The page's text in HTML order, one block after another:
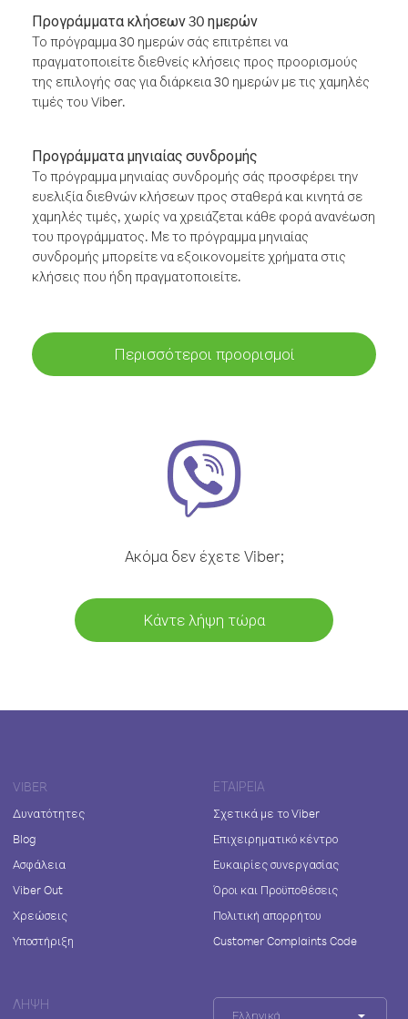
Προγράμματα κλήσεων 30 ημερών
Το πρόγραμμα 30 ημερών σάς επιτρέπει να
πραγματοποιείτε διεθνείς κλήσεις προς προορισμούς
της επιλογής σας για διάρκεια 30 ημερών με τις χαμηλές
τιμές του Viber.
Προγράμματα μηνιαίας συνδρομής
Το πρόγραμμα μηνιαίας συνδρομής σάς προσφέρει την
ευελιξία διεθνών κλήσεων προς σταθερά και κινητά σε
χαμηλές τιμές, χωρίς να χρειάζεται κάθε φορά ανανέωση
του προγράμματος. Με το πρόγραμμα μηνιαίας
συνδρομής μπορείτε να εξοικονομείτε χρήματα στις
κλήσεις που ήδη πραγματοποιείτε.
Περισσότεροι προορισμοί
Ακόμα δεν έχετε Viber;
Κάντε λήψη τώρα
VIBER
Δυνατότητες
Blog
Ασφάλεια
Viber Out
Χρεώσεις
Υποστήριξη
ΕΤΑΙΡΕΊΑ
Σχετικά με το Viber
Επιχειρηματικό κέντρο
Ευκαιρίες συνεργασίας
Όροι και Προϋποθέσεις
Πολιτική απορρήτου
Customer Complaints Code
ΛΉΨΗ
Ελληνικά